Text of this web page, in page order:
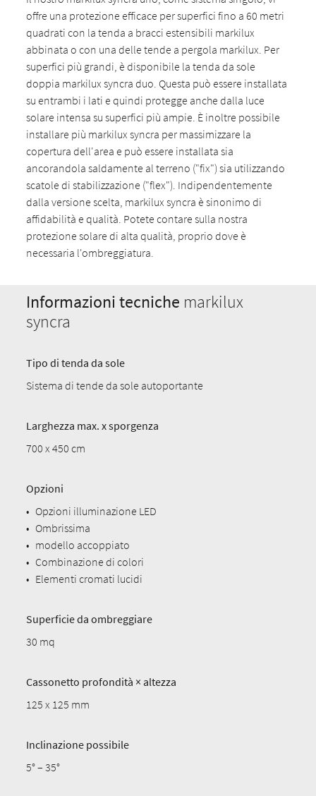
offre una protezione efficace per superfici fino a 60 metri
quadrati con la tenda a bracci estensibili markilux
abbinata o con una delle tende a pergola markilux. Per
superfici più grandi, è disponibile la tenda da sole
doppia markilux syncra duo. Questa può essere installata
su entrambi i lati e quindi protegge anche dalla luce
solare intensa su superfici più ampie. È inoltre possibile
installare più markilux syncra per massimizzare la
copertura dell'area e può essere installata sia
ancorandola saldamente al terreno ("fix") sia utilizzando
scatole di stabilizzazione ("flex"). Indipendentemente
dalla versione scelta, markilux syncra è sinonimo di
affidabilità e qualità. Potete contare sulla nostra
protezione solare di alta qualità, proprio dove è
necessaria l'ombreggiatura.
Informazioni tecniche markilux
syncra
Tipo di tenda da sole
Sistema di tende da sole autoportante
Larghezza max. x sporgenza
700 x 450 cm
Opzioni
• Opzioni illuminazione LED
• Ombrissima
• modello accoppiato
• Combinazione di colori
• Elementi cromati lucidi
Superficie da ombreggiare
30 mq
Cassonetto profondità × altezza
125 x 125 mm
Inclinazione possibile
5° – 35°